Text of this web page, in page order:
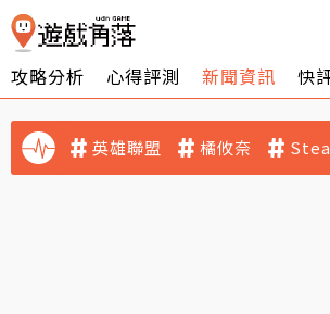
攻略分析 心得評測 新聞資訊 快
英雄聯盟 橘攸奈